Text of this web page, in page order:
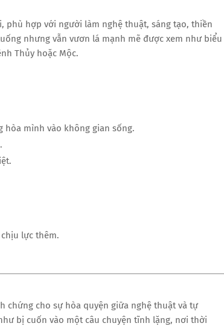
phù hợp với người làm nghệ thuật, sáng tạo, thiền
nhưng vẫn vươn lá mạnh mẽ được xem như biểu
Thủy hoặc Mộc.
hòa mình vào không gian sống.
lực thêm.
chứng cho sự hòa quyện giữa nghệ thuật và tự
bị cuốn vào một câu chuyện tĩnh lặng, nơi thời